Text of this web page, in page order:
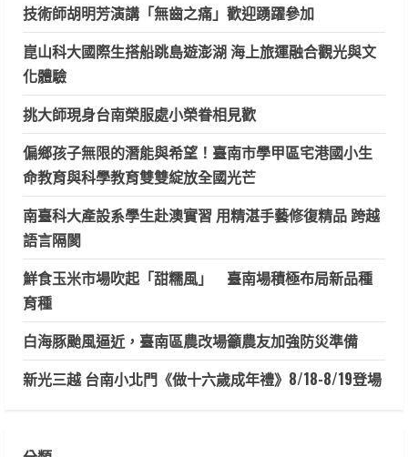
技術師胡明芳演講「無齒之痛」歡迎踴躍參加
崑山科大國際生搭船跳島遊澎湖 海上旅運融合觀光與文
化體驗
挑大師現身台南榮服處小榮眷相見歡
偏鄉孩子無限的潛能與希望！臺南市學甲區宅港國小生
命教育與科學教育雙雙綻放全國光芒
南臺科大產設系學生赴澳實習 用精湛手藝修復精品 跨越
語言隔閡
鮮食玉米市場吹起「甜糯風」 臺南場積極布局新品種
育種
白海豚颱風逼近，臺南區農改場籲農友加強防災準備
新光三越 台南小北門《做十六歲成年禮》8/18-8/19登場